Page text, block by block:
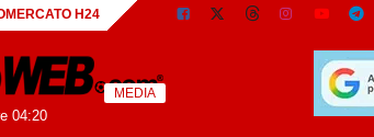
H24
04:20
MEDIA